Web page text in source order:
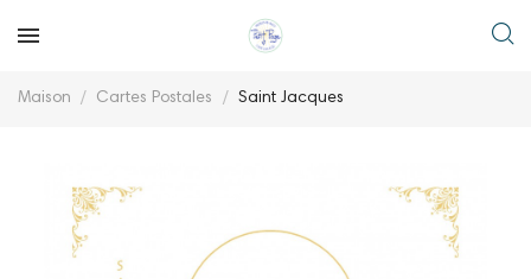
Maison Cartes Postales Saint Jacques